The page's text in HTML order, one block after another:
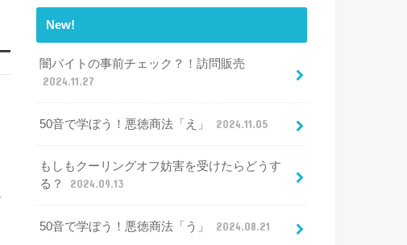
New!
闇バイトの事前チェック？！訪問販売
2024.11.27
50音で学ぼう！悪徳商法「え」 2024.11.05
もしもクーリングオフ妨害を受けたらどうす
る？
2024.09.13
50音で学ぼう！悪徳商法「う」 2024.08.21